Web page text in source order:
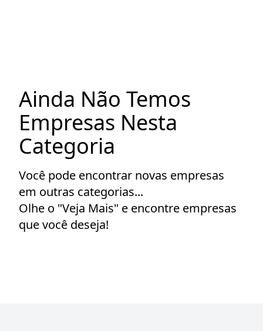
Ainda Não Temos
Empresas Nesta
Categoria
Você pode encontrar novas empresas
em outras categorias...
Olhe o "Veja Mais" e encontre empresas
que você deseja!